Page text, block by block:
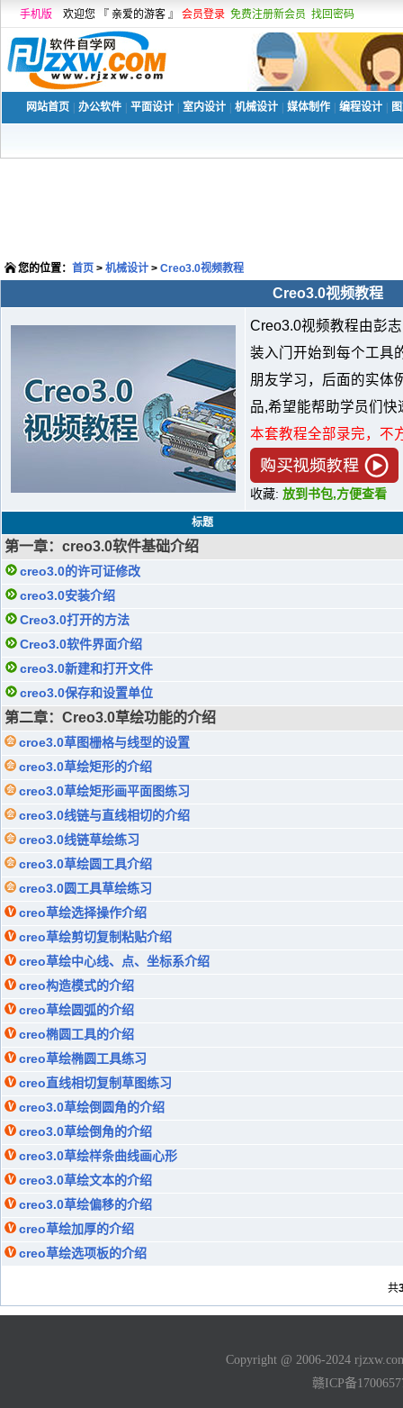
手机版 欢迎您 『 亲爱的游客 』 会员登录 免费注册新会员 找回密码
网站首页 办公软件 平面设计 室内设计 机械设计 媒体制作 编程设计
您的位置： 首页 > 机械设计 > Creo3.0视频教程
Creo3.0视频教程
Creo3.0视频教程由彭
装入门开始到每个工具
朋友学习，后面的实体
品,希望能帮助学员们
本套教程全部录完，不
收藏: 放到书包,方便查看
标题
第一章：creo3.0软件基础介绍
creo3.0的许可证修改
creo3.0安装介绍
Creo3.0打开的方法
Creo3.0软件界面介绍
creo3.0新建和打开文件
creo3.0保存和设置单位
第二章：Creo3.0草绘功能的介绍
croe3.0草图栅格与线型的设置
creo3.0草绘矩形的介绍
creo3.0草绘矩形画平面图练习
creo3.0线链与直线相切的介绍
creo3.0线链草绘练习
creo3.0草绘圆工具介绍
creo3.0圆工具草绘练习
creo草绘选择操作介绍
creo草绘剪切复制粘贴介绍
creo草绘中心线、点、坐标系介绍
creo构造模式的介绍
creo草绘圆弧的介绍
creo椭圆工具的介绍
creo草绘椭圆工具练习
creo直线相切复制草图练习
creo3.0草绘倒圆角的介绍
creo3.0草绘倒角的介绍
creo3.0草绘样条曲线画心形
creo3.0草绘文本的介绍
creo3.0草绘偏移的介绍
creo草绘加厚的介绍
creo草绘选项板的介绍
共
Copyright @ 2006-2024
赣ICP备